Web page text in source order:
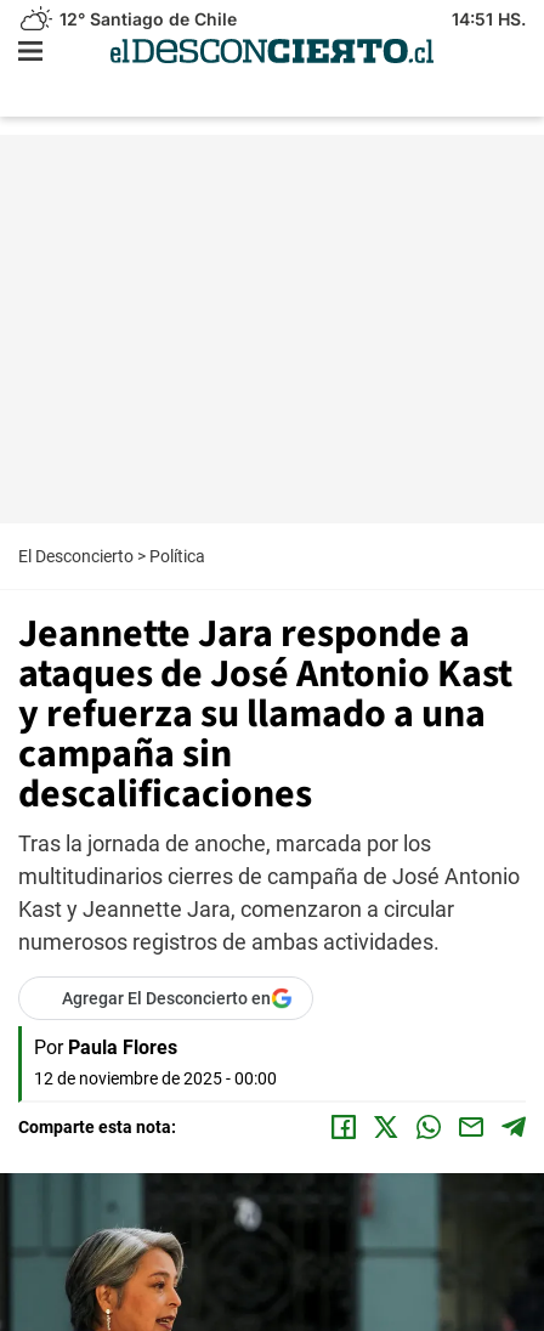
12° Santiago de Chile 14:51 HS.
El Desconcierto > Política
Jeannette Jara responde a
ataques de José Antonio Kast
y refuerza su llamado a una
campaña sin
descalificaciones
Tras la jornada de anoche, marcada por los
multitudinarios cierres de campaña de José Antonio
Kast y Jeannette Jara, comenzaron a circular
numerosos registros de ambas actividades.
Agregar El Desconcierto en
Por Paula Flores
12 de noviembre de 2025 - 00:00
Comparte esta nota: